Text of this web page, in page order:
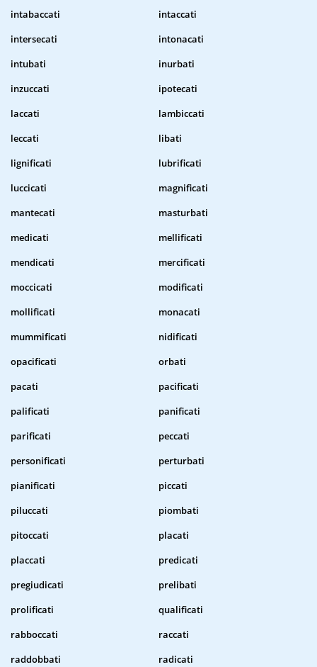
intabaccati
intaccati
intersecati
intonacati
intubati
inurbati
inzuccati
ipotecati
laccati
lambiccati
leccati
libati
lignificati
lubrificati
luccicati
magnificati
mantecati
masturbati
medicati
mellificati
mendicati
mercificati
moccicati
modificati
mollificati
monacati
mummificati
nidificati
opacificati
orbati
pacati
pacificati
palificati
panificati
parificati
peccati
personificati
perturbati
pianificati
piccati
piluccati
piombati
pitoccati
placati
placcati
predicati
pregiudicati
prelibati
prolificati
qualificati
rabboccati
raccati
raddobbati
radicati